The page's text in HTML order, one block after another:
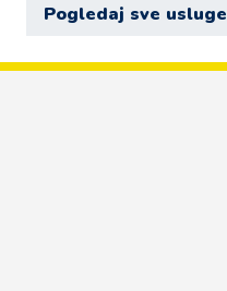
Pogledaj sve usluge